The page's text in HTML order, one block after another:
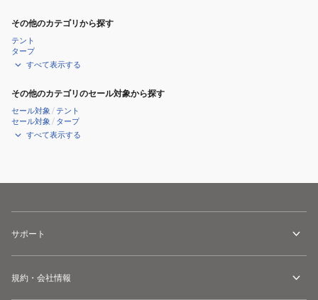
タ
ン
ブ
ー
430ml
OZOH430
GD
その他のカテゴリから探す
テント
タープ
すべて表示する
その他のカテゴリのセール対象から探す
セール対象 /テント
セール対象 / タープ
すべて表示する
サポート
規約・会社情報